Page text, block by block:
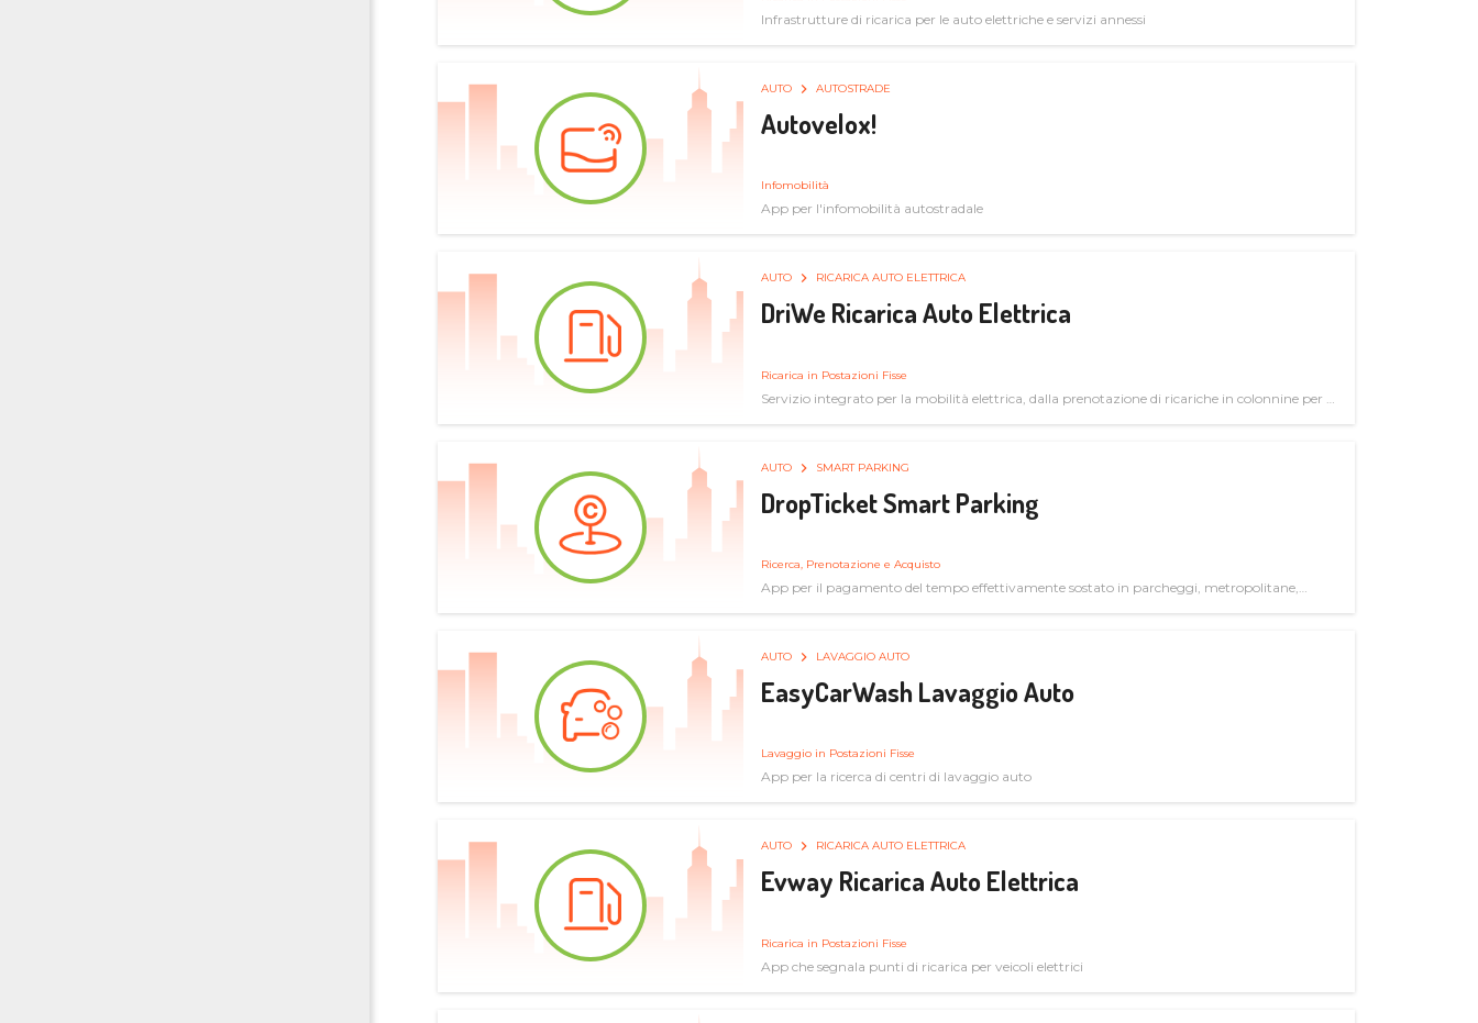
Infrastrutture di ricarica per le auto elettriche e servizi annessi
AUTO AUTOSTRADE
Autovelox!
Infomobilità
App per l'infomobilità autostradale
AUTO RICARICA AUTO ELETTRICA
DriWe Ricarica Auto Elettrica
Ricarica in Postazioni Fisse
Servizio integrato per la mobilità elettrica, dalla prenotazione di ricariche in colonnine per il
AUTO SMART PARKING
DropTicket Smart Parking
Ricerca, Prenotazione e Acquisto
App per il pagamento del tempo effettivamente sostato in parcheggi, metropolitane,
AUTO LAVAGGIO AUTO
EasyCarWash Lavaggio Auto
Lavaggio in Postazioni Fisse
App per la ricerca di centri di lavaggio auto
AUTO RICARICA AUTO ELETTRICA
Evway Ricarica Auto Elettrica
Ricarica in Postazioni Fisse
App che segnala punti di ricarica per veicoli elettrici